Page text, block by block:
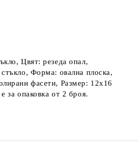
Цвят: резеда опал,
Форма: овална плоска,
фасети, Размер: 12х16
за опаковка от 2 броя.